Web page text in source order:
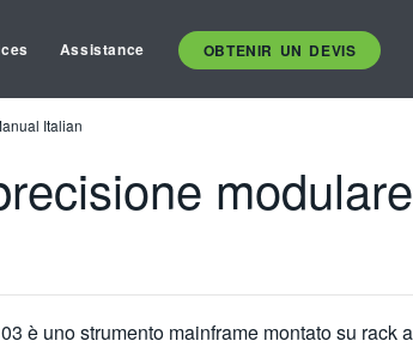
Assistance OBTENIR UN DEVIS
Italian
è uno strumento mainframe montato su